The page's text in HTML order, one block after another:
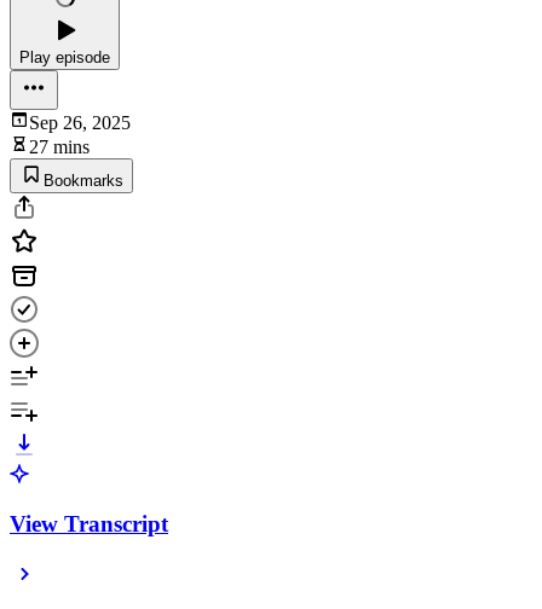
Play episode
Sep 26, 2025
27 mins
Bookmarks
View Transcript